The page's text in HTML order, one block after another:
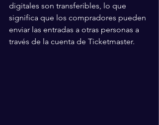
digitales son transferibles, lo que
significa que los compradores pueden
enviar las entradas a otras personas a
través de la cuenta de Ticketmaster.